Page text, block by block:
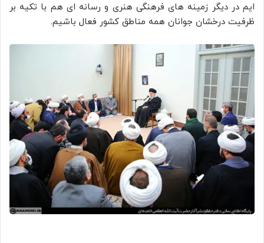
ایم در دیگر زمینه های فرهنگی هنری و رسانه ای هم با تکیه بر
ظرفیت درخشان جوانان همه مناطق کشور فعال باشیم.